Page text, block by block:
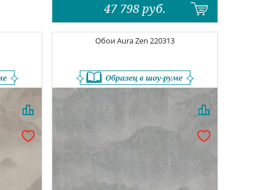
47 798 руб.
ОбоиAura Zen220313